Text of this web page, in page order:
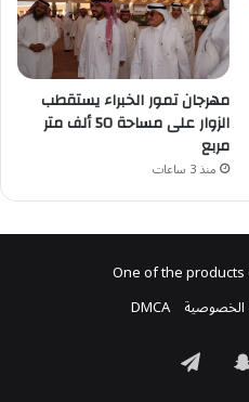
مهرجان تمور الخبراء يستقطب
الزوار على مساحة 50 ألف متر
مربع
منذ 3 ساعات
One of the
DMCA
سنابتيلقرام